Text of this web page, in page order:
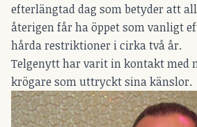
efterlängtad dag som betyder att
återigen får ha öppet som vanligt
hårda restriktioner i cirka två år.
Telgenytt har varit in kontakt med
krögare som uttryckt sina känslor.